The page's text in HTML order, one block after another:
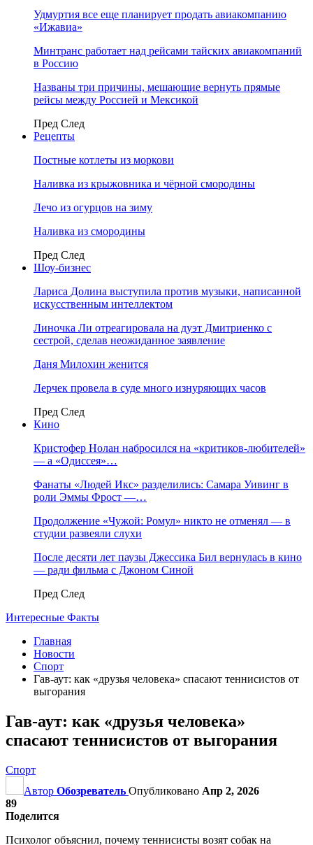
Удмуртия все еще планирует продать авиакомпанию
«Ижавиа»
Минтранс работает над рейсами тайских авиакомпаний
в Россию
Названы три причины, мешающие вернуть прямые
рейсы между Россией и Мексикой
Пред След
Рецепты
Постные котлеты из моркови
Наливка из крыжовника и чёрной смородины
Лечо из огурцов на зиму
Наливка из смородины
Пред След
Шоу-бизнес
Лариса Долина выступила против музыки, написанной
искусственным интеллектом
Линочка Ли отреагировала на дуэт Дмитриенко с
сестрой, сделав неожиданное заявление
Даня Милохин женится
Лерчек провела в суде много изнуряющих часов
Пред След
Кино
Кристофер Нолан набросился на «критиков-любителей»
— а «Одиссея»…
Фанаты «Людей Икс» разделились: Самара Уивинг в
роли Эммы Фрост —…
Продолжение «Чужой: Ромул» никто не отменял — в
студии развеяли слухи
После десяти лет паузы Джессика Бил вернулась в кино
— ради фильма с Джоном Синой
Пред След
Интересные Факты
Главная
Новости
Спорт
Гав-аут: как «друзья человека» спасают теннисистов от
выгорания
Гав-аут: как «друзья человека»
спасают теннисистов от выгорания
Спорт
Автор Обозреватель Опубликовано Апр 2, 2026
89
Поделится
Психолог объяснил, почему теннисисты возят собак на